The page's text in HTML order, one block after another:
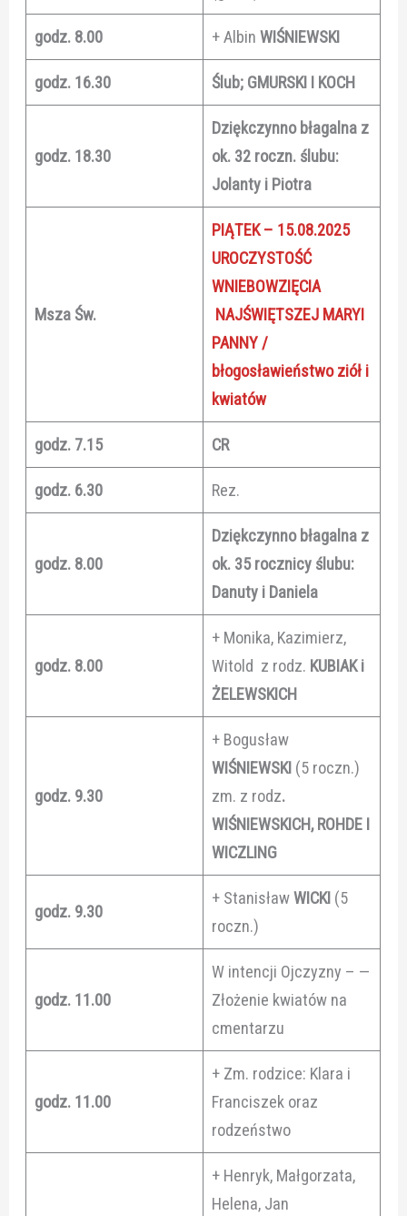
godz. 8.00 + AlbinWIŚNIEWSKI
godz. 16.30 Ślub; GMURSKI I KOCH
godz. 18.30
Dziękczynno błagalna z
ok. 32 roczn. ślubu:
Jolanty i Piotra
Msza Św.
PIĄTEK – 15.08.2025
UROCZYSTOŚĆ
WNIEBOWZIĘCIA
NAJŚWIĘTSZEJ MARYI
PANNY /
błogosławieństwo ziół i
kwiatów
godz. 7.15 CR
godz. 6.30 Rez.
godz. 8.00
Dziękczynno błagalna z
ok. 35 rocznicy ślubu:
Danuty i Daniela
godz. 8.00
+ Monika, Kazimierz,
Witold z rodz. KUBIAK i
ŻELEWSKICH
godz. 9.30
+ Bogusław
WIŚNIEWSKI (5 roczn.)
zm. z rodz.
WIŚNIEWSKICH, ROHDE I
WICZLING
godz. 9.30
+ StanisławWICKI (5
roczn.)
godz. 11.00
W intencji Ojczyzny – —
Złożenie kwiatów na
cmentarzu
godz. 11.00
+ Zm. rodzice: Klara i
Franciszek oraz
rodzeństwo
+ Henryk, Małgorzata,
Helena, Jan